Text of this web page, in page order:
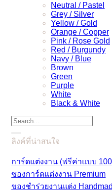
Neutral / Pastel
Grey / Silver
Yellow / Gold
Orange / Copper
Pink / Rose Gold
Red / Burgundy
Navy / Blue
Brown
Green
Purple
White
Black & White
Search
for:
ลิงค์ที่น่าสนใจ
การ์ดแต่งงาน (ฟรีค่าแบบ
ซองการ์ดแต่งงาน Premium
ของชำร่วยงานแต่ง